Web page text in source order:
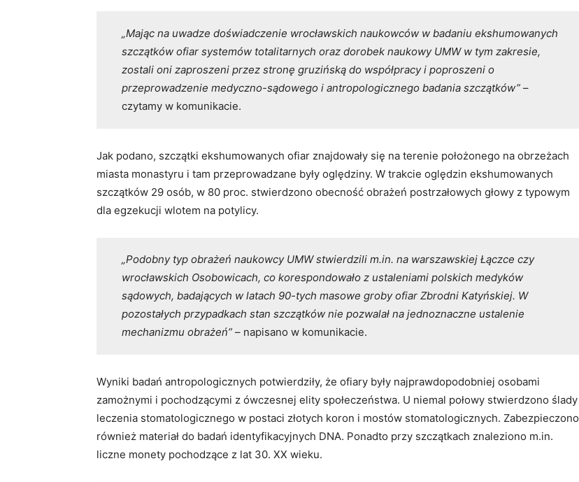
„Mając na uwadze doświadczenie wrocławskich naukowców w badaniu ekshumowanych
szczątków ofiar systemów totalitarnych oraz dorobek naukowy UMW w tym zakresie,
zostali oni zaproszeni przez stronę gruzińską do współpracy i poproszeni o
przeprowadzenie medyczno-sądowego i antropologicznego badania szczątków”–
czytamy w komunikacie.
Jak podano, szczątki ekshumowanych ofiar znajdowały się na terenie położonego na obrzeżach
miasta monastyru i tam przeprowadzane były oględziny. W trakcie oględzin ekshumowanych
szczątków 29 osób, w 80 proc. stwierdzono obecność obrażeń postrzałowych głowy z typowym
dla egzekucji wlotem na potylicy.
„Podobny typ obrażeń naukowcy UMW stwierdzili m.in. na warszawskiej Łączce czy
wrocławskich Osobowicach, co korespondowało z ustaleniami polskich medyków
sądowych, badających w latach 90-tych masowe groby ofiar Zbrodni Katyńskiej. W
pozostałych przypadkach stan szczątków nie pozwalał na jednoznaczne ustalenie
mechanizmu obrażeń”– napisano w komunikacie.
Wyniki badań antropologicznych potwierdziły, że ofiary były najprawdopodobniej osobami
zamożnymi i pochodzącymi z ówczesnej elity społeczeństwa. U niemal połowy stwierdzono ślady
leczenia stomatologicznego w postaci złotych koron i mostów stomatologicznych. Zabezpieczono
również materiał do badań identyfikacyjnych DNA. Ponadto przy szczątkach znaleziono m.in.
liczne monety pochodzące z lat 30. XX wieku.